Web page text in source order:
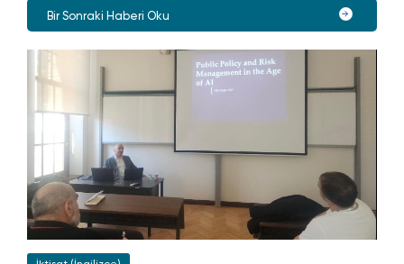
Bir Sonraki Haberi Oku